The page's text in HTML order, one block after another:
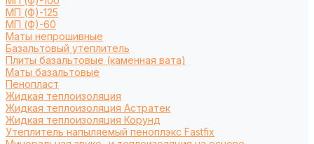
МП (Ф)-125
МП (Ф)-60
Маты непрошивные
Базальтовый утеплитель
Плиты базальтовые (каменная вата)
Маты базальтовые
Пенопласт
Жидкая теплоизоляция
Жидкая теплоизоляция Астратек
Жидкая теплоизоляция Корунд
Утеплитель напыляемый пеноплэкс Fastfix